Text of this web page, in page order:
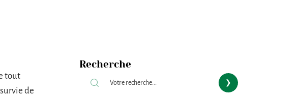
tout
de
Recherche